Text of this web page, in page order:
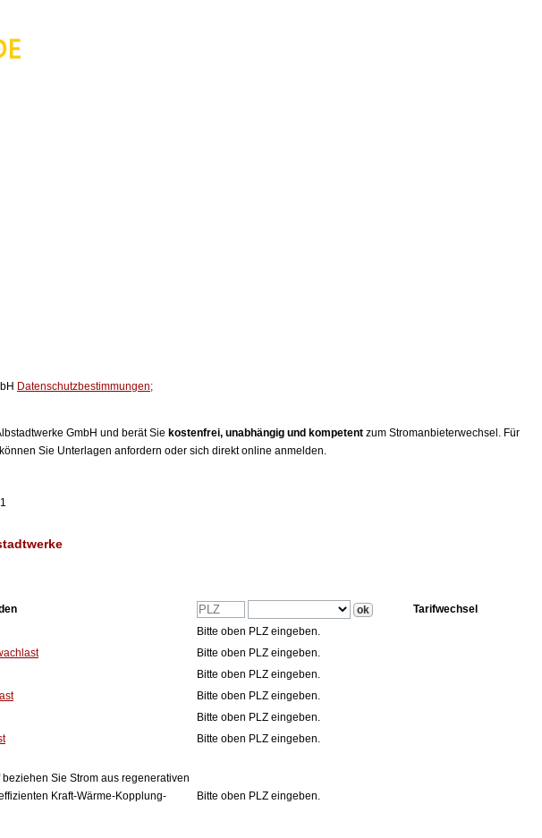
Datenschutzbestimmungen;
GmbH und berät Sie kostenfrei, unabhängig und kompetent zum Stromanbieterwechsel. Für
Sie Unterlagen anfordern oder sich direkt online anmelden.
Tarifwechsel
Bitte oben PLZ eingeben.
Bitte oben PLZ eingeben.
Bitte oben PLZ eingeben.
Bitte oben PLZ eingeben.
Bitte oben PLZ eingeben.
Bitte oben PLZ eingeben.
beziehen Sie Strom aus regenerativen
Kraft-Wärme-Kopplung-
Bitte oben PLZ eingeben.